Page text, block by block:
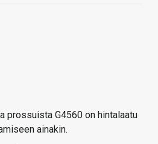
prossuista G4560 on hintalaatu
ainakin.